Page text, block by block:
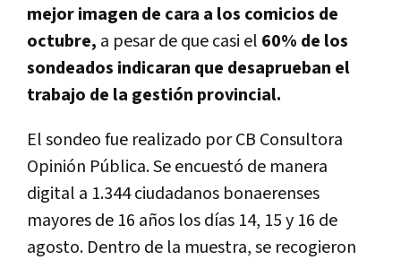
mejor imagen de cara a los comicios de
octubre, a pesar de que casi el 60% de los
sondeados indicaran que desaprueban el
trabajo de la gestión provincial.
El sondeo fue realizado por CB Consultora
Opinión Pública. Se encuestó de manera
digital a 1.344 ciudadanos bonaerenses
mayores de 16 años los días 14, 15 y 16 de
agosto. Dentro de la muestra, se recogieron